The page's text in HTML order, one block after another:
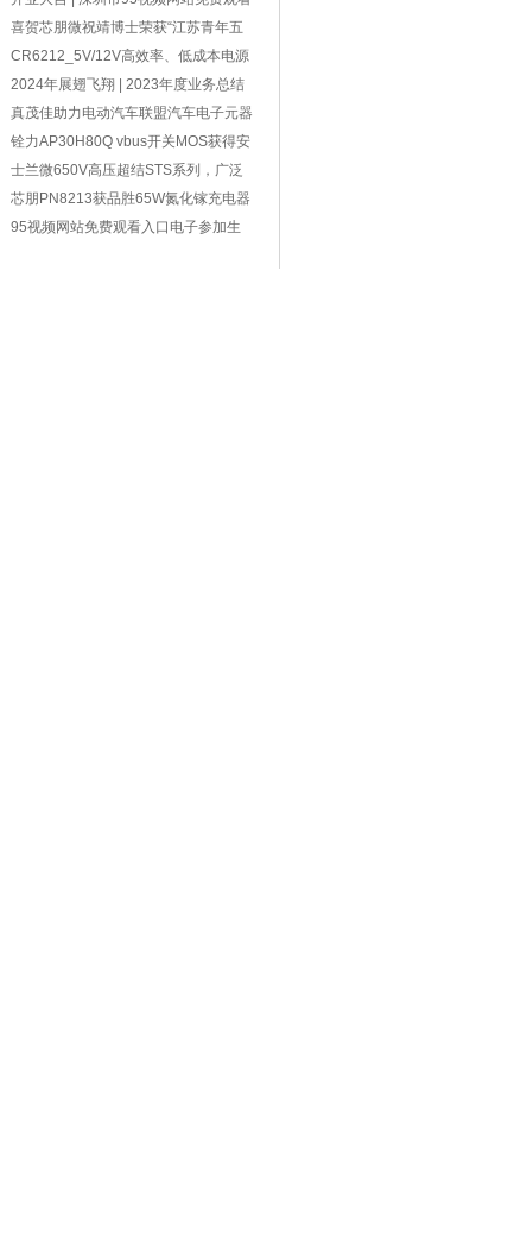
入口电子-宁波分公司！
喜贺芯朋微祝靖博士荣获“江苏青年五
四奖章
CR6212_5V/12V高效率、低成本电源
方案，完
2024年展翅飞翔 | 2023年度业务总结
交流大
真茂佳助力电动汽车联盟汽车电子元器
件工作
铨力AP30H80Q vbus开关MOS获得安
克67W 2C1A
士兰微650V高压超结STS系列，广泛
应用于消
芯朋PN8213获品胜65W氮化镓充电器
采用，可
95视频网站免费观看入口电子参加生